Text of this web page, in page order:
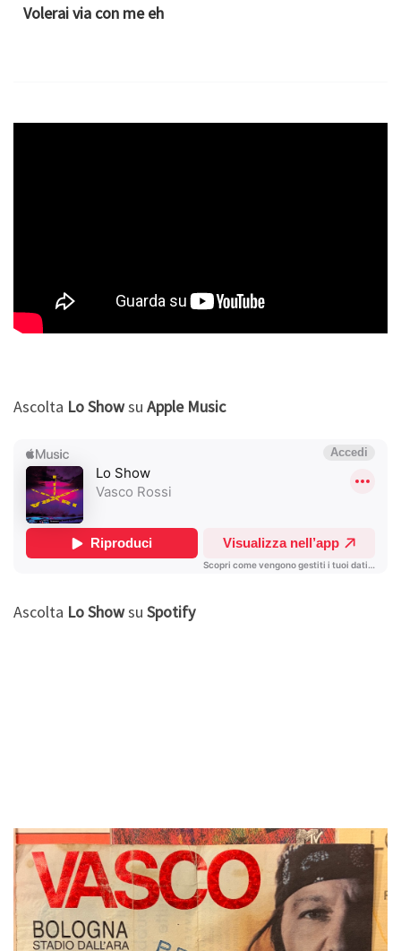
Volerai via con me eh
Ascolta Lo Showsu Apple Music
Ascolta Lo Showsu Spotify